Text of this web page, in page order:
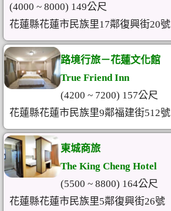
(4000 ~ 8000) 149公尺
花蓮縣花蓮市民族里17鄰復興街20號
路境行旅－花蓮文化館
True Friend Inn
(4200 ~ 7200) 157公尺
花蓮縣花蓮市民族里9鄰福建街512號
東城商旅
The King Cheng Hotel
(5500 ~ 8800) 164公尺
花蓮縣花蓮市民族里5鄰復興街26號